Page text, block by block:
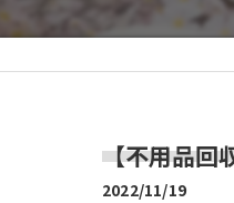
【不用品回
2022/11/19